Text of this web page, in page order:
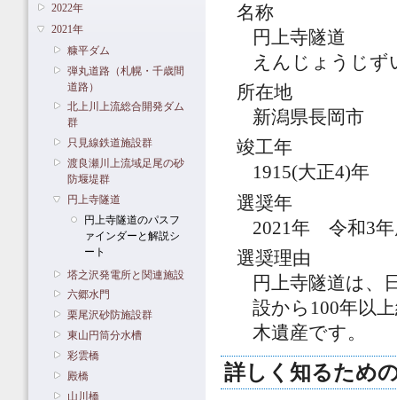
2022年
2021年
糠平ダム
弾丸道路（札幌・千歳間
道路）
北上川上流総合開発ダム
群
只見線鉄道施設群
渡良瀬川上流域足尾の砂
防堰堤群
円上寺隧道
円上寺隧道のパスフ
ァインダーと解説シ
ート
塔之沢発電所と関連施設
六郷水門
栗尾沢砂防施設群
東山円筒分水槽
彩雲橋
殿橋
山川橋
名称
円上寺隧道
えんじょうじず
所在地
新潟県長岡市
竣工年
1915(大正4)年
選奨年
2021年 令和3
選奨理由
円上寺隧道は、
設から100年以
木遺産です。
詳しく知るため